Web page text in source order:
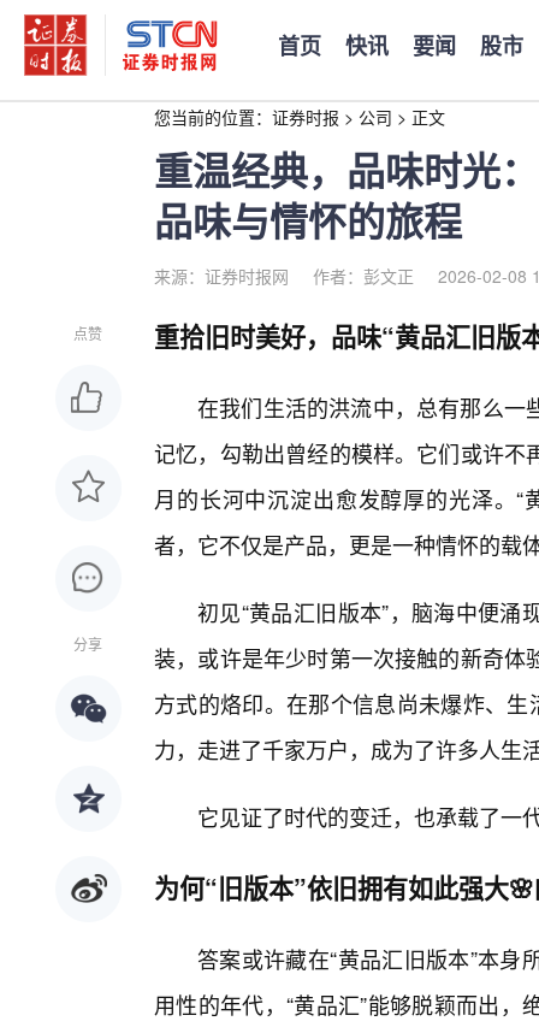
首页 快讯 要闻 股市
您当前的位置： 证券时报 > 公司 > 正文
重温经典，品味时光
品味与情怀的旅程
来源：证券时报网 作者：彭文正 2026-02-08
点赞
分享
重拾旧时美好，品味“黄品汇旧版
在我们生活的洪流中，总有那么一
记忆，勾勒出曾经的模样。它们或许
月的长河中沉淀出愈发醇厚的光泽。
者，它不仅是产品，更是一种情怀的载
初见“黄品汇旧版本”，脑海中便
装，或许是年少时第一次接触的新奇
方式的烙印。在那个信息尚未爆炸、
力，走进了千家万户，成为了许多人生
它见证了时代的变迁，也承载了一
为何“旧版本”依旧拥有如此强大
答案或许藏在“黄品汇旧版本”本
用性的年代，“黄品汇”能够脱颖而出